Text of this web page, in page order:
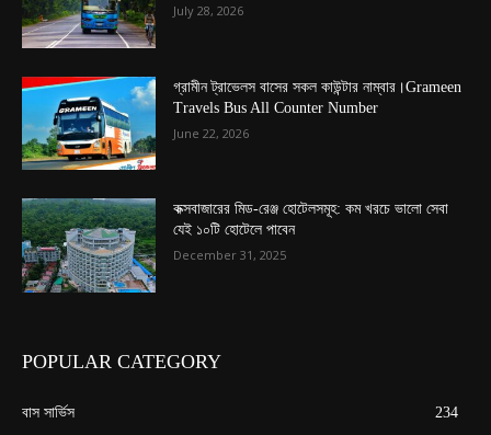
July 28, 2026
গ্রামীন ট্রাভেলস বাসের সকল কাউন্টার নাম্বার।Grameen
Travels Bus All Counter Number
June 22, 2026
কক্সবাজারের মিড-রেঞ্জ হোটেলসমূহ: কম খরচে ভালো সেবা
যেই ১০টি হোটেলে পাবেন
December 31, 2025
POPULAR CATEGORY
বাস সার্ভিস
234